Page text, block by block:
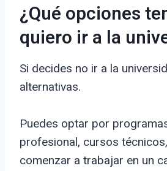
¿Qué opciones
quiero ir a la
Si decides no ir a la
alternativas.
Puedes optar por
profesional, cursos
comenzar a trabajar en un